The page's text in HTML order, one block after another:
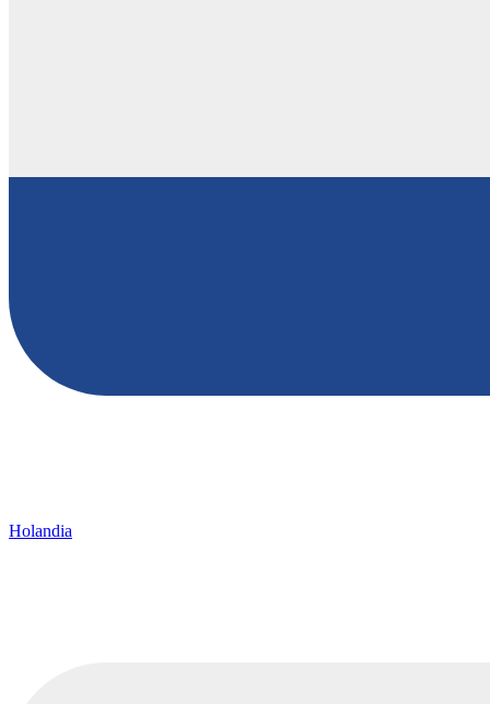
Holandia